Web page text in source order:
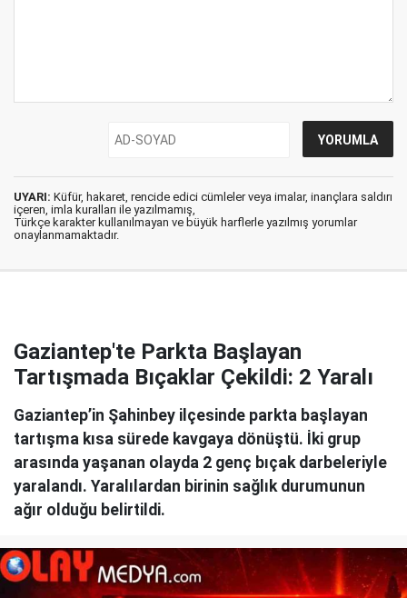
UYARI: Küfür, hakaret, rencide edici cümleler veya imalar, inançlara saldırı
içeren, imla kuralları ile yazılmamış,
Türkçe karakter kullanılmayan ve büyük harflerle yazılmış yorumlar
onaylanmamaktadır.
Gaziantep'te Parkta Başlayan
Tartışmada Bıçaklar Çekildi: 2 Yaralı
Gaziantep’in Şahinbey ilçesinde parkta başlayan
tartışma kısa sürede kavgaya dönüştü. İki grup
arasında yaşanan olayda 2 genç bıçak darbeleriyle
yaralandı. Yaralılardan birinin sağlık durumunun
ağır olduğu belirtildi.